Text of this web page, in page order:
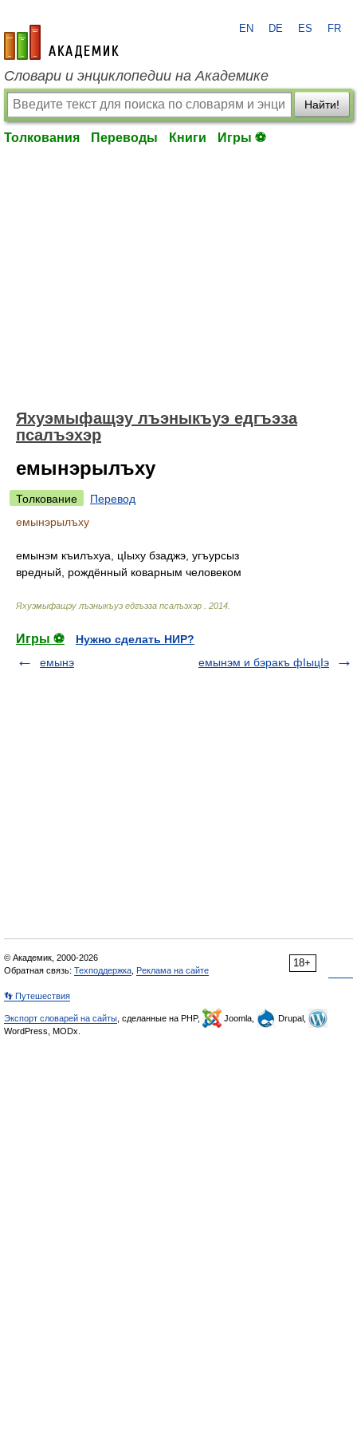
academic.ru
EN DE ES FR
Словари и энциклопедии на Академике
Найти!
Толкования Переводы Книги Игры ⚽
Яхуэмыфащэу лъэныкъуэ едгъэза
псалъэхэр
емынэрылъху
Толкование
Перевод
емынэрылъху
емынэм къилъхуа, цIыху бзаджэ, угъурсыз
вредный, рождённый коварным человеком
Яхуэмыфащэу лъэныкъуэ едгъэза псалъэхэр 2014
Игры ⚽
Нужно сделать НИР?
емынэ
емынэм и бэракъ фIыцIэ
18+
© Академик, 2000-2026
Обратная связь: Техподдержка Реклама на сайте
👣 Путешествия
Экспорт словарей на сайты , сделанные на PHP, Joomla,
Drupal,
WordPress, MODx.